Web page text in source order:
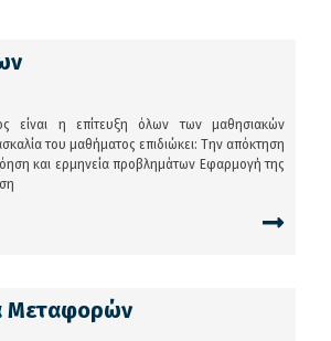
είναι η επίτευξη όλων των μαθησιακών
του μαθήματος επιδιώκει: Την απόκτηση
και ερμηνεία προβλημάτων Εφαρμογή της
Μεταφορών